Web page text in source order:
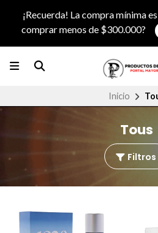
¡Recuerda! La compra mínima
comprar menos de $300.000?
Inicio
Tous
Filtros